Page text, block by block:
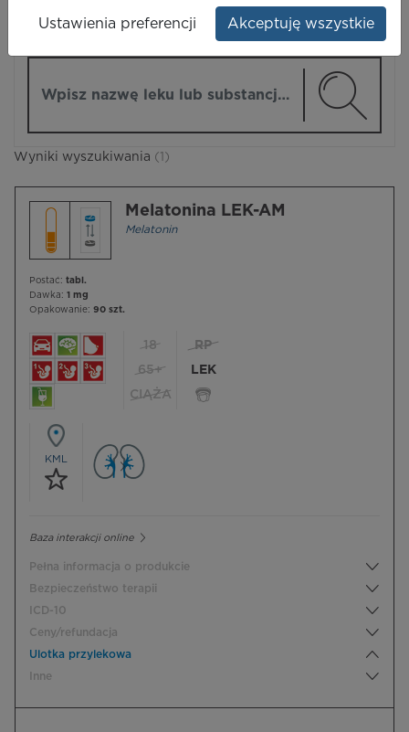
Wyniki wyszukiwania (1)
Melatonina LEK-AM
Melatonin
Postać: tabl.
Dawka: 1 mg
Opakowanie: 90 szt.
18
65+
CIĄŻA
RP
LEK
KML
Baza interakcji online
Pełna informacja o produkcie
Bezpieczeństwo terapii
ICD-10
Ceny/refundacja
Ulotka przylekowa
Inne
Ustawienia preferencji Akceptuję wszystkie